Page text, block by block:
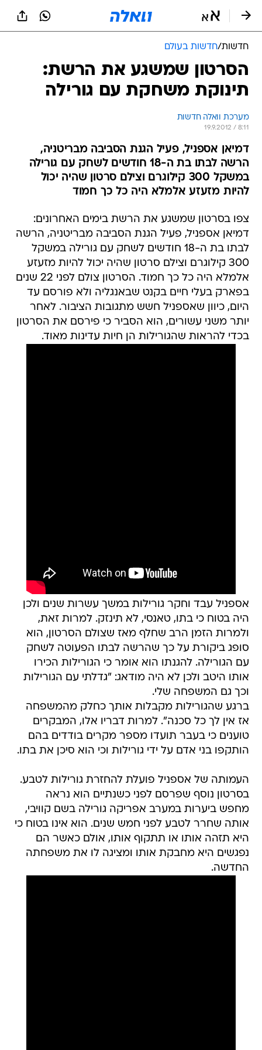
חדשות/חדשות בעולם
הסרטון שמשגע את הרשת:
תינוקת משחקת עם גורילה
מערכת וואלה חדשות
19.9.2012 / 8:11
דמיאן אספניל, פעיל הגנת הסביבה מבריטניה,
הרשה לבתו בת ה-18 חודשים לשחק עם גורילה
במשקל 300 קילוגרם וצילם סרטון שהיה יכול
להיות מזעזע אלמלא היה כל כך חמוד
צפו בסרטון שמשגע את הרשת בימים האחרונים:
דמיאן אספניל, פעיל הגנת הסביבה מבריטניה, הרשה
לבתו בת ה-18 חודשים לשחק עם גורילה במשקל
300 קילוגרם וצילם סרטון שהיה יכול להיות מזעזע
אלמלא היה כל כך חמוד. הסרטון צולם לפני 22 שנים
בפארק בעלי חיים בקנט שבאנגליה ולא פורסם עד
היום, כיוון שאספניל חשש מתגובות הציבור. לאחר
יותר משני עשורים, הוא הסביר כי פירסם את הסרטון
בכדי להראות שהגורילות הן חיות עדינות מאוד.
אספניל עבד וחקר גורילות במשך עשרות שנים ולכן
היה בטוח כי בתו, טאנסי, לא תינזק. למרות זאת,
ולמרות הזמן הרב שחלף מאז שצולם הסרטון, הוא
סופג ביקורת על כך שהרשה לבתו הפעוטה לשחק
עם הגורילה. להגנתו הוא אומר כי הגורילות הכירו
אותו היטב ולכן לא היה מודאג: "גדלתי עם הגורילות
וכך גם המשפחה שלי.
ברגע שהגורילות מקבלות אותך כחלק מהמשפחה
אז אין לך כל סכנה". למרות דבריו אלו, המבקרים
טוענים כי בעבר תועדו מספר מקרים בודדים בהם
הותקפו בני אדם על ידי גורילות וכי הוא סיכן את בתו.
העמותה של אספניל פועלת להחזרת גורילות לטבע.
בסרטון נוסף שפרסם לפני כשנתיים הוא נראה
מחפש ביערות במערב אפריקה גורילה בשם קוויבי,
אותה שחרר לטבע לפני חמש שנים. הוא אינו בטוח כי
היא תזהה אותו או תתקוף אותו, אולם כאשר הם
נפגשים היא מחבקת אותו ומציגה לו את משפחתה
החדשה.